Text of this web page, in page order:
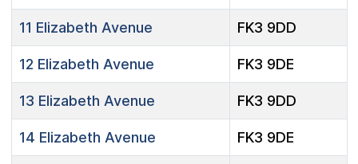
11 Elizabeth Avenue FK3 9DD
12 Elizabeth Avenue FK3 9DE
13 Elizabeth Avenue FK3 9DD
14 Elizabeth Avenue FK3 9DE